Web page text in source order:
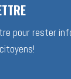
pour rester